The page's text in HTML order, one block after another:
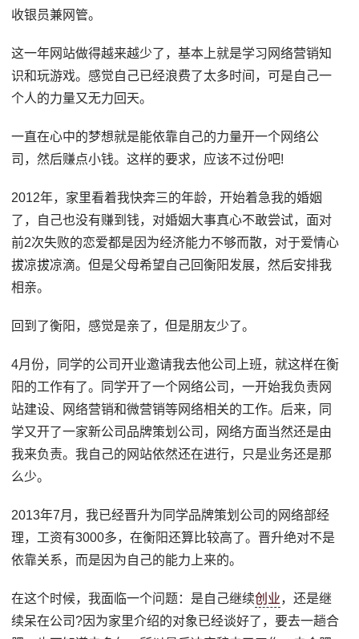
收银员兼网管。
这一年网站做得越来越少了，基本上就是学习网络营销知
识和玩游戏。感觉自己已经浪费了太多时间，可是自己一
个人的力量又无力回天。
一直在心中的梦想就是能依靠自己的力量开一个网络公
司，然后赚点小钱。这样的要求，应该不过份吧!
2012年，家里看着我快奔三的年龄，开始着急我的婚姻
了，自己也没有赚到钱，对婚姻大事真心不敢尝试，面对
前2次失败的恋爱都是因为经济能力不够而散，对于爱情心
拔凉拔凉滴。但是父母希望自己回衡阳发展，然后安排我
相亲。
回到了衡阳，感觉是亲了，但是朋友少了。
4月份，同学的公司开业邀请我去他公司上班，就这样在衡
阳的工作有了。同学开了一个网络公司，一开始我负责网
站建设、网络营销和微营销等网络相关的工作。后来，同
学又开了一家新公司品牌策划公司，网络方面当然还是由
我来负责。我自己的网站依然还在进行，只是业务还是那
么少。
2013年7月，我已经晋升为同学品牌策划公司的网络部经
理，工资有3000多，在衡阳还算比较高了。晋升绝对不是
依靠关系，而是因为自己的能力上来的。
在这个时候，我面临一个问题：是自己继续创业，还是继
续呆在公司?因为家里介绍的对象已经谈好了，要去一趟合